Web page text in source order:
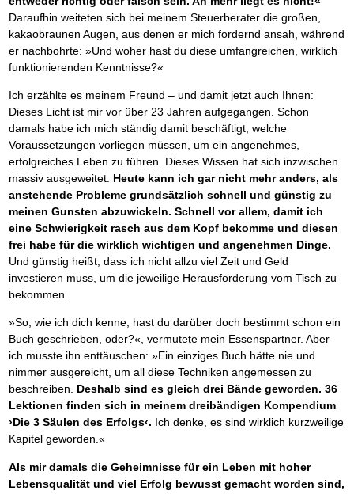
Ihren Zeitgewinn maximieren
GbR-Vertrag mit beschränkter Haftung BRANDNEU
GbR als Einzelperson gründen
Daraufhin weiteten sich bei meinem Steuerberater die großen,
kakaobraunen Augen, aus denen er mich fordernd ansah, während
er nachbohrte: »Und woher hast du diese umfangreichen, wirklich
funktionierenden Kenntnisse?«
Ich erzählte es meinem Freund – und damit jetzt auch Ihnen:
Dieses Licht ist mir vor über 23 Jahren aufgegangen. Schon
damals habe ich mich ständig damit beschäftigt, welche
Voraussetzungen vorliegen müssen, um ein angenehmes,
erfolgreiches Leben zu führen. Dieses Wissen hat sich inzwischen
massiv ausgeweitet. Heute kann ich gar nicht mehr anders, als
anstehende Probleme grundsätzlich schnell und günstig zu
meinen Gunsten abzuwickeln. Schnell vor allem, damit ich
eine Schwierigkeit rasch aus dem Kopf bekomme und diesen
frei habe für die wirklich wichtigen und angenehmen Dinge.
Und günstig heißt, dass ich nicht allzu viel Zeit und Geld
investieren muss, um die jeweilige Herausforderung vom Tisch zu
bekommen.
»So, wie ich dich kenne, hast du darüber doch bestimmt schon ein
Buch geschrieben, oder?«, vermutete mein Essenspartner. Aber
ich musste ihn enttäuschen: »Ein einziges Buch hätte nie und
nimmer ausgereicht, um all diese Techniken angemessen zu
beschreiben. Deshalb sind es gleich drei Bände geworden. 36
Lektionen finden sich in meinem dreibändigen Kompendium
›Die 3 Säulen des Erfolgs‹. Ich denke, es sind wirklich kurzweilige
Kapitel geworden.«
Als mir damals die Geheimnisse für ein Leben mit hoher
Lebensqualität und viel Erfolg bewusst gemacht worden sind,